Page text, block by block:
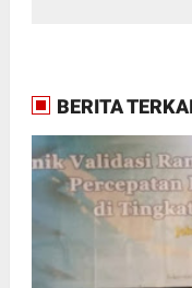
BERITA